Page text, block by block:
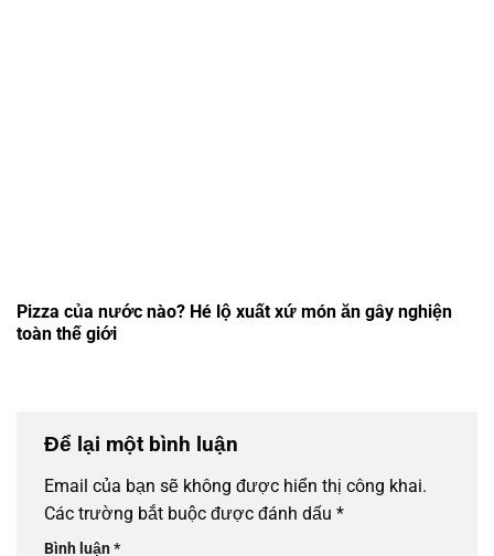
Pizza của nước nào? Hé lộ xuất xứ món ăn gây nghiện
toàn thế giới
Để lại một bình luận
Email của bạn sẽ không được hiển thị công khai.
Các trường bắt buộc được đánh dấu *
Bình luận*